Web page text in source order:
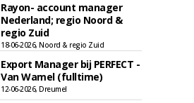
Rayon- account manager
Nederland; regio Noord &
regio Zuid
18-06-2026, Noord & regio Zuid
Export Manager bij PERFECT -
Van Wamel (fulltime)
12-06-2026, Dreumel